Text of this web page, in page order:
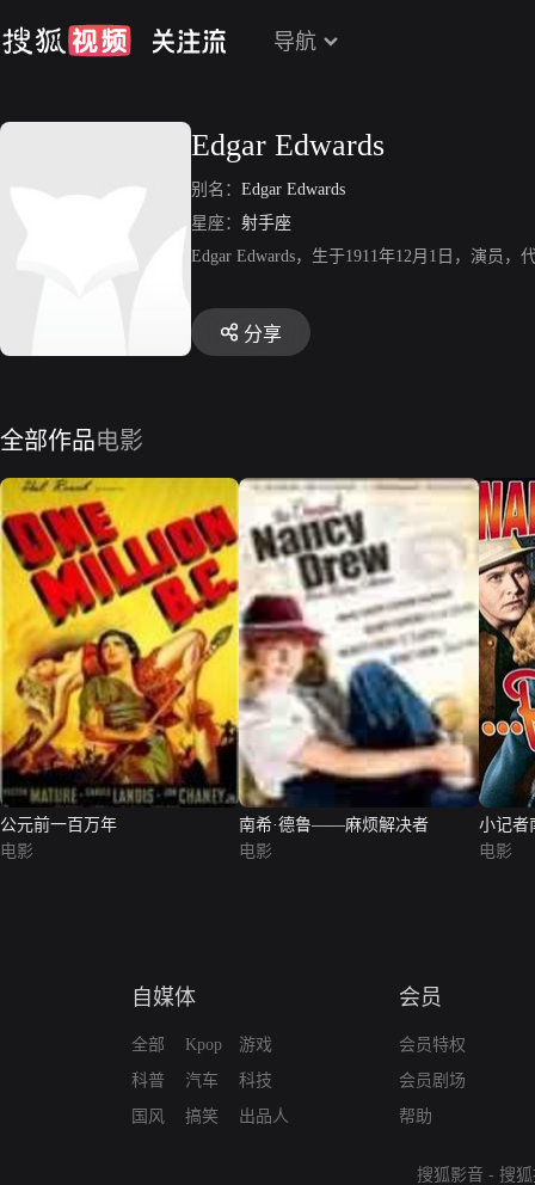
导航
Edgar Edwards
别名： Edgar Edwards
星座： 射手座
Edgar Edwards，生于1911年12月1日，演员，
分享
全部作品电影
公元前一百万年
电影
南希·德鲁——麻烦解决者
电影
小记者
电影
自媒体
全部
科普
国风
Kpop
汽车
搞笑
游戏
科技
出品人
会员
会员特权
会员剧场
帮助
搜狐影音 - 搜